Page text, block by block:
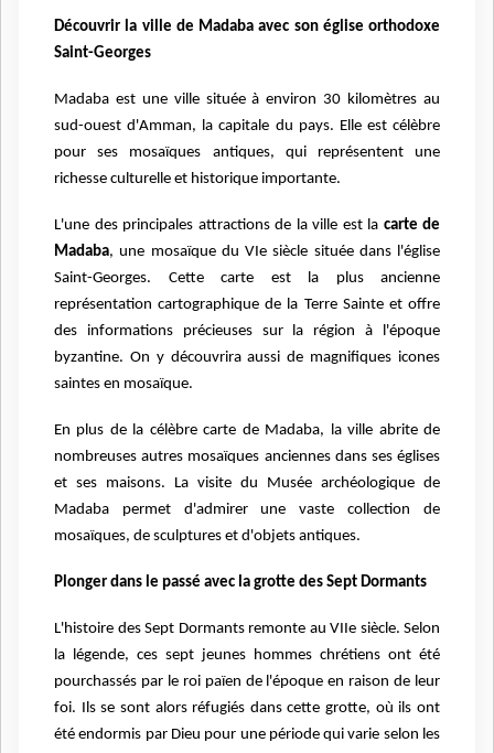
Découvrir la ville de Madaba avec son église orthodoxe
Saint-Georges
Madaba est une ville située à environ 30 kilomètres au
sud-ouest d'Amman, la capitale du pays. Elle est célèbre
pour ses mosaïques antiques, qui représentent une
richesse culturelle et historique importante.
L'une des principales attractions de la ville est la carte de
Madaba, une mosaïque du VIe siècle située dans l'église
Saint-Georges. Cette carte est la plus ancienne
représentation cartographique de la Terre Sainte et offre
des informations précieuses sur la région à l'époque
byzantine. On y découvrira aussi de magnifiques icones
saintes en mosaïque.
En plus de la célèbre carte de Madaba, la ville abrite de
nombreuses autres mosaïques anciennes dans ses églises
et ses maisons. La visite du Musée archéologique de
Madaba permet d'admirer une vaste collection de
mosaïques, de sculptures et d'objets antiques.
Plonger dans le passé avec la grotte des Sept Dormants
L'histoire des Sept Dormants remonte au VIIe siècle. Selon
la légende, ces sept jeunes hommes chrétiens ont été
pourchassés par le roi païen de l'époque en raison de leur
foi. Ils se sont alors réfugiés dans cette grotte, où ils ont
été endormis par Dieu pour une période qui varie selon les